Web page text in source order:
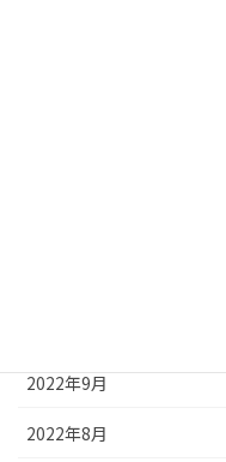
2022年9月
2022年8月